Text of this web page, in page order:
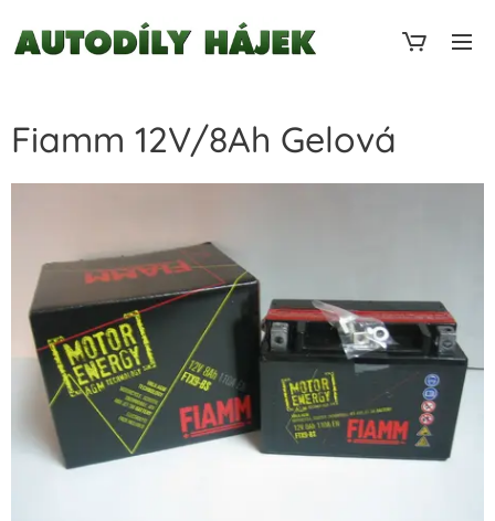
Fiamm 12V/8Ah Gelová